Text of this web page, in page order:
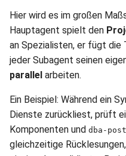
Hier wird es im großen
Hauptagent spielt den
an Spezialisten, er fügt die
jeder Subagent seinen
parallel arbeiten.
Ein Beispiel: Während ein
Dienste zurückliest, prüft
Komponenten und dba-
gleichzeitige